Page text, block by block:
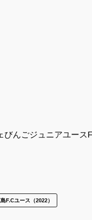
びんごジュニアユース
F.Cユース（2022）